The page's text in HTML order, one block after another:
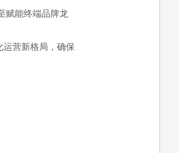
赋能终端品牌龙
运营新格局，确保